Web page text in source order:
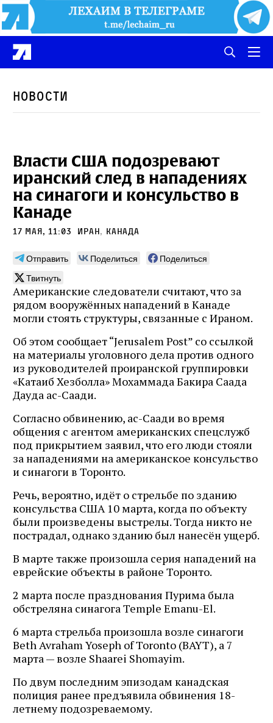
Новости
Власти США подозревают
иранский след в нападениях
на синагоги и консульство в
Канаде
17 мая, 11:03 Иран, Канада
Отправить Поделиться
Поделиться
Твитнуть
Американские следователи считают, что за
рядом вооружённых нападений в Канаде
могли стоять структуры, связанные с Ираном.
Об этом сообщает “Jerusalem Post” со ссылкой
на материалы уголовного дела против одного
из руководителей проиранской группировки
«Катаиб Хезболла» Мохаммада Бакира Саада
Дауда ас-Саади.
Согласно обвинению, ас-Саади во время
общения с агентом американских спецслужб
под прикрытием заявил, что его люди стояли
за нападениями на американское консульство
и синагоги в Торонто.
Речь, вероятно, идёт о стрельбе по зданию
консульства США 10 марта, когда по объекту
были произведены выстрелы. Тогда никто не
пострадал, однако зданию был нанесён ущерб.
В марте также произошла серия нападений на
еврейские объекты в районе Торонто.
2 марта после празднования Пурима была
обстреляна синагога Temple Emanu-El.
6 марта стрельба произошла возле синагоги
Beth Avraham Yoseph of Toronto (BAYT), а 7
марта — возле Shaarei Shomayim.
По двум последним эпизодам канадская
полиция ранее предъявила обвинения 18-
летнему подозреваемому.